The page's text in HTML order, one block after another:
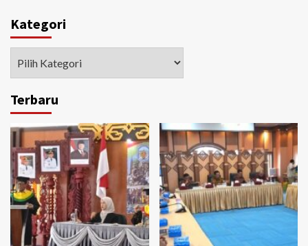
Kategori
Terbaru